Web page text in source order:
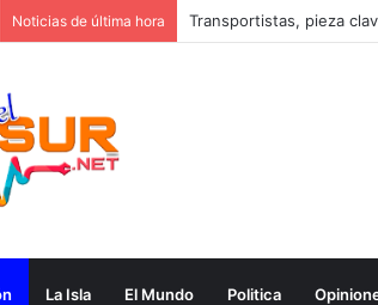
Noticias de última hora Transportistas, pieza
La Isla El Mundo Politica